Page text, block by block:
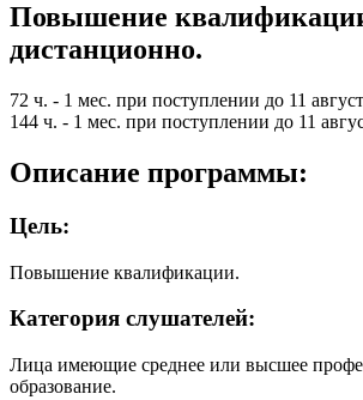
Повышение
дистанционно.
72 ч. - 1 мес. при поступлении до 11
144 ч. - 1 мес. при поступлении до 11
Описание программы:
Цель:
Повышение квалификации.
Категория слушателей:
Лица имеющие среднее или высшее
образование.